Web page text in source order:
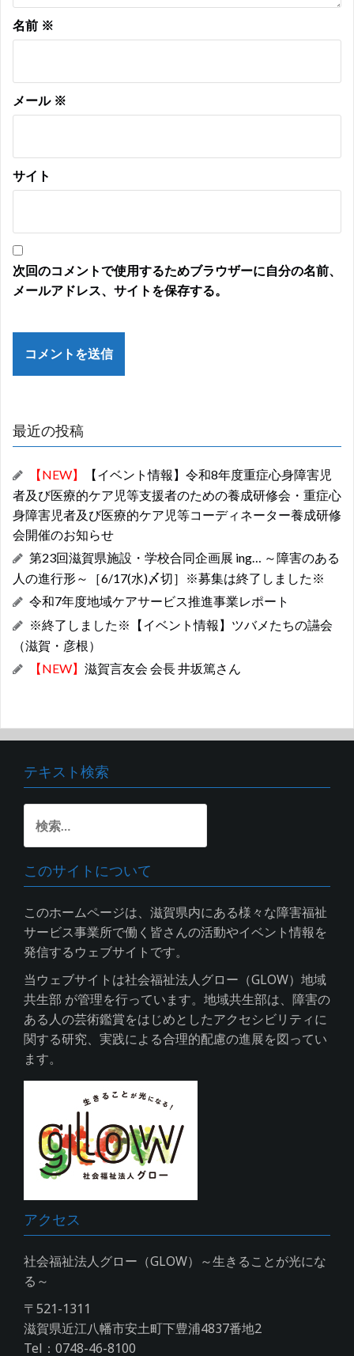
名前 ※
メール ※
サイト
次回のコメントで使用するためブラウザーに自分の名前、
メールアドレス、サイトを保存する。
最近の投稿
【NEW】
【イベント情報】令和8年度重症心身障害児
者及び医療的ケア児等支援者のための養成研修会・重症心
身障害児者及び医療的ケア児等コーディネーター養成研修
会開催のお知らせ
第23回滋賀県施設・学校合同企画展 ing… ～障害のある
人の進行形～［6/17(水)〆切］※募集は終了しました※
令和7年度地域ケアサービス推進事業レポート
※終了しました※【イベント情報】ツバメたちの讌会
（滋賀・彦根）
【NEW】 滋賀言友会 会長 井坂篤さん
テキスト検索
索:
このサイトについて
このホームページは、滋賀県内にある様々な障害福祉
サービス事業所で働く皆さんの活動やイベント情報を
発信するウェブサイトです。
当ウェブサイトは社会福祉法人グロー（GLOW）地域
共生部 が管理を行っています。地域共生部は、障害の
ある人の芸術鑑賞をはじめとしたアクセシビリティに
関する研究、実践による合理的配慮の進展を図ってい
ます。
アクセス
社会福祉法人グロー（GLOW）～生きることが光にな
る～
〒521-1311
滋賀県近江八幡市安土町下豊浦4837番地2
Tel：0748-46-8100